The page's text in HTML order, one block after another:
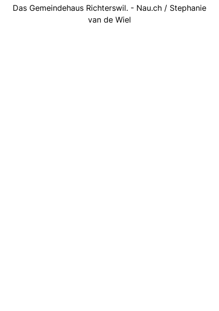
Das Gemeindehaus Richterswil. - Nau.ch / Stephanie
van de Wiel